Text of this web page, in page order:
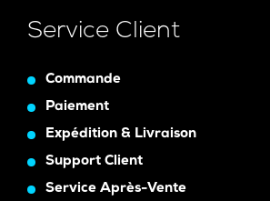
Service Client
Commande
Paiement
Expédition & Livraison
Support Client
Service Après-Vente